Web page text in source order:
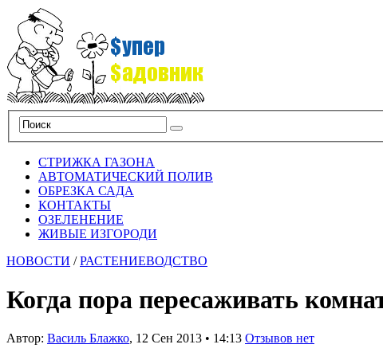
СТРИЖКА ГАЗОНА
АВТОМАТИЧЕСКИЙ ПОЛИВ
ОБРЕЗКА САДА
КОНТАКТЫ
ОЗЕЛЕНЕНИЕ
ЖИВЫЕ ИЗГОРОДИ
НОВОСТИ / РАСТЕНИЕВОДСТВО
Когда пора пересаживать
Автор: Василь Блажко, 12 Сен 2013 • 14:13 Отзывов нет